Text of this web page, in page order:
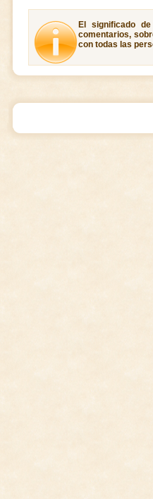
El significado
comentarios,
con todas las